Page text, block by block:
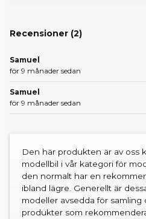
Recensioner (2)
Samuel
för 9 månader sedan
Samuel
för 9 månader sedan
Den här produkten är av oss
modellbil i vår kategori för
den normalt har en
ibland lägre. Generellt är
modeller avsedda för samling
produkter som